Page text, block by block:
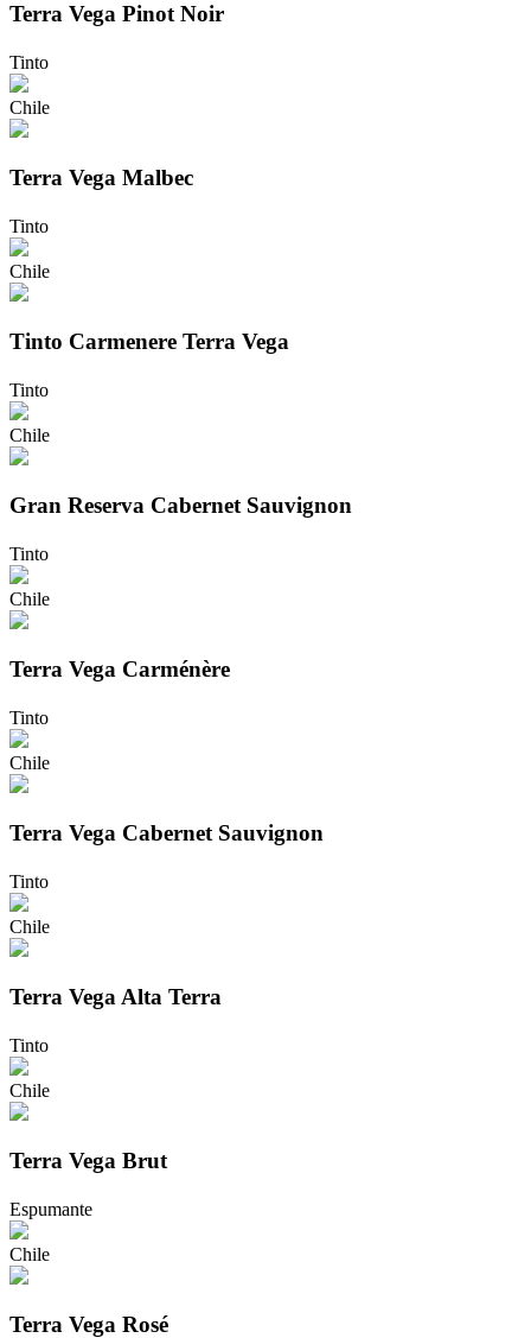
Terra Vega Pinot Noir
Tinto
Chile
Terra Vega Malbec
Tinto
Chile
Tinto Carmenere Terra Vega
Tinto
Chile
Gran Reserva Cabernet Sauvignon
Tinto
Chile
Terra Vega Carménère
Tinto
Chile
Terra Vega Cabernet Sauvignon
Tinto
Chile
Terra Vega Alta Terra
Tinto
Chile
Terra Vega Brut
Espumante
Chile
Terra Vega Rosé